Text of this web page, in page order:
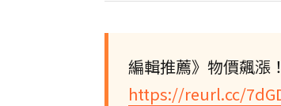
編輯推薦》物價飆漲
https://reurl.cc/